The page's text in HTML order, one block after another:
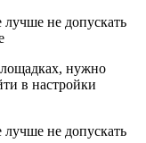
нужно
в настройки